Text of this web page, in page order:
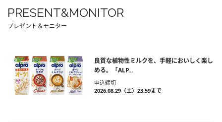
PRESENT&MONITOR
プレゼント＆モニター
良質な植物性ミルクを、手軽においしく楽し
める。「ALP...
申込締切
2026.08.29（土）23:59まで